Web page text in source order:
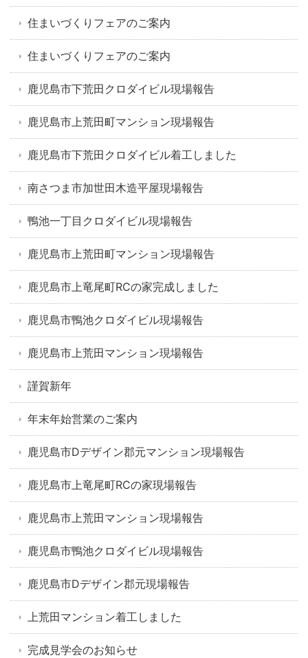
住まいづくりフェアのご案内
住まいづくりフェアのご案内
鹿児島市下荒田クロダイビル現場報告
鹿児島市上荒田町マンション現場報告
鹿児島市下荒田クロダイビル着工しました
南さつま市加世田木造平屋現場報告
鴨池一丁目クロダイビル現場報告
鹿児島市上荒田町マンション現場報告
鹿児島市上竜尾町RCの家完成しました
鹿児島市鴨池クロダイビル現場報告
鹿児島市上荒田マンション現場報告
謹賀新年
年末年始営業のご案内
鹿児島市Dデザイン郡元マンション現場報告
鹿児島市上竜尾町RCの家現場報告
鹿児島市上荒田マンション現場報告
鹿児島市鴨池クロダイビル現場報告
鹿児島市Dデザイン郡元現場報告
上荒田マンション着工しました
完成見学会のお知らせ